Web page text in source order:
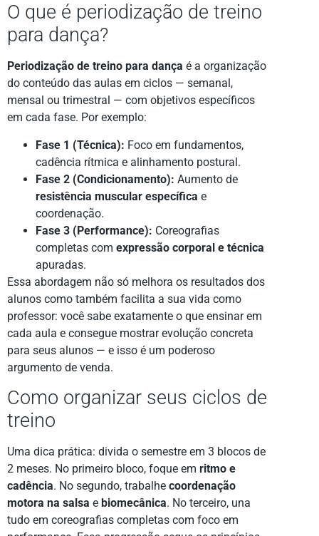
O que é periodização de treino
para dança?
Periodização de treino para dança é a organização
do conteúdo das aulas em ciclos — semanal,
mensal ou trimestral — com objetivos específicos
em cada fase. Por exemplo:
Fase 1 (Técnica): Foco em fundamentos,
cadência rítmica e alinhamento postural.
Fase 2 (Condicionamento): Aumento de
resistência muscular específica e
coordenação.
Fase 3 (Performance): Coreografias
completas com expressão corporal e técnica
apuradas.
Essa abordagem não só melhora os resultados dos
alunos como também facilita a sua vida como
professor: você sabe exatamente o que ensinar em
cada aula e consegue mostrar evolução concreta
para seus alunos — e isso é um poderoso
argumento de venda.
Como organizar seus ciclos de
treino
Uma dica prática: divida o semestre em 3 blocos de
2 meses. No primeiro bloco, foque em ritmo e
cadência. No segundo, trabalhe coordenação
motora na salsa e biomecânica. No terceiro, una
tudo em coreografias completas com foco em